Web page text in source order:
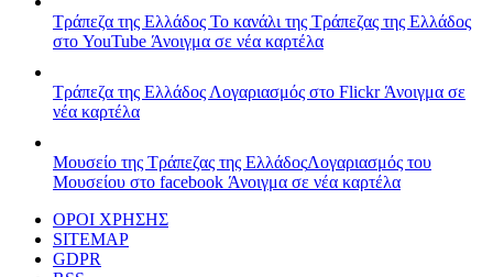
Τράπεζα της Ελλάδος Το κανάλι της Τράπεζας της Ελλάδος
στο YouTube Άνοιγμα σε νέα καρτέλα
Τράπεζα της Ελλάδος Λογαριασμός στο FlickrΆνοιγμα σε
νέα καρτέλα
Μουσείο της Τράπεζας της ΕλλάδοςΛογαριασμός του
Μουσείου στο facebook Άνοιγμα σε νέα καρτέλα
ΟΡΟΙ ΧΡΗΣΗΣ
SITEMAP
GDPR